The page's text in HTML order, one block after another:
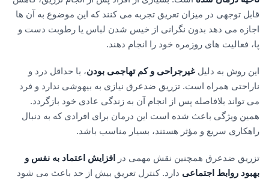
قابل توجهی در میزان تعریق تجربه می کنند که این موضوع به آن ها
اجازه می دهد بدون نگرانی از خیس شدن لباس یا رطوبت دست و
پا، فعالیت های روزمره خود را انجام دهند.
این روش به دلیل غیرجراحی و کم تهاجمی بودن، با حداقل درد و
ناراحتی همراه است. تزریق ضدعرق نیازی به بیهوشی ندارد و فرد
می تواند بلافاصله پس از انجام آن به زندگی عادی خود بازگردد.
همین ویژگی باعث شده است این درمان برای افرادی که به دنبال
راهکاری سریع و مؤثر هستند، بسیار مناسب باشد.
تزریق ضدعرق همچنین نقش مهمی در
افزایش اعتماد به نفس و
بهبود روابط اجتماعی دارد. کنترل تعریق بیش از حد باعث می شود